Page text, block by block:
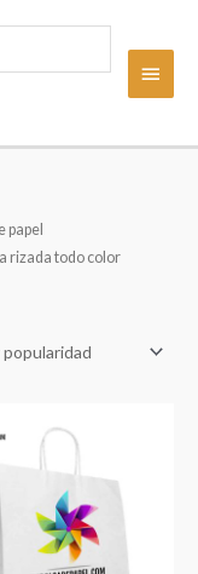
Menú
papel
rizada todo color